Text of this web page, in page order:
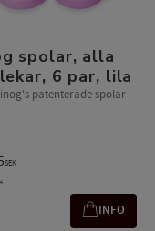
spolar, alla
6 par, lila
patenterade spolar
SEK
INFO